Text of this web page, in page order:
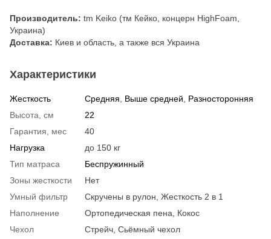
Производитель: tm Keiko (тм Кейко, концерн HighFoam,
Украина)
Доставка: Киев и область, а также вся Украина
Характеристики
Жесткость Средняя, Выше средней, Разносторонняя
Высота, см
22
Гарантия, мес
40
Нагрузка
до 150 кг
Тип матраса
Беспружинный
Зоны жесткости
Нет
Умный фильтр
Скручены в рулон, Жесткость 2 в 1
Наполнение
Ортопедическая пена, Кокос
Чехол
Стрейч, Сьёмный чехол